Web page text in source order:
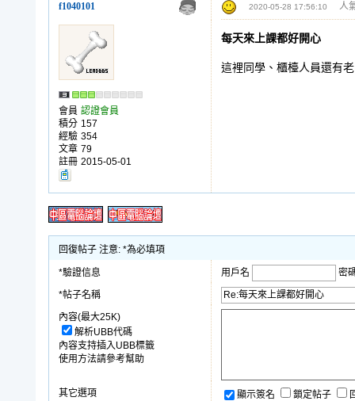
f1040101 2020-05-28 17:56:10 人
會員 認證會員
積分 157
經驗 354
文章 79
註冊 2015-05-01
每天來上課都好開心
這裡同學、櫃檯人員還有
回復帖子 注意: *為必填項
*驗證信息 用戶名
密
*帖子名稱
內容(最大25K)
解析UBB代碼
內容支持插入UBB標籤
使用方法請參考幫助
其它選項 顯示簽名 鎖定帖子